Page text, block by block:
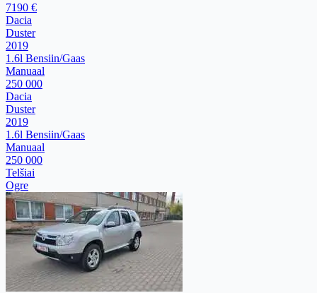
7190 €
Dacia
Duster
2019
1.6l Bensiin/Gaas
Manuaal
250 000
Dacia
Duster
2019
1.6l Bensiin/Gaas
Manuaal
250 000
Telšiai
Ogre